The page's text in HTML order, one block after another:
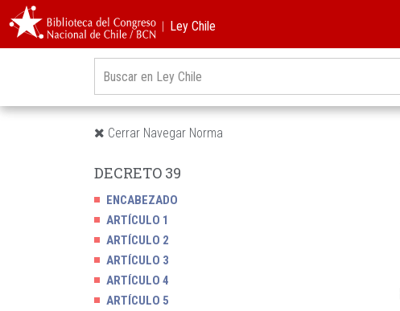
︱Ley Chile
Cerrar Navegar Norma
DECRETO 39
ENCABEZADO
ARTÍCULO 1
ARTÍCULO 2
ARTÍCULO 3
ARTÍCULO 4
ARTÍCULO 5